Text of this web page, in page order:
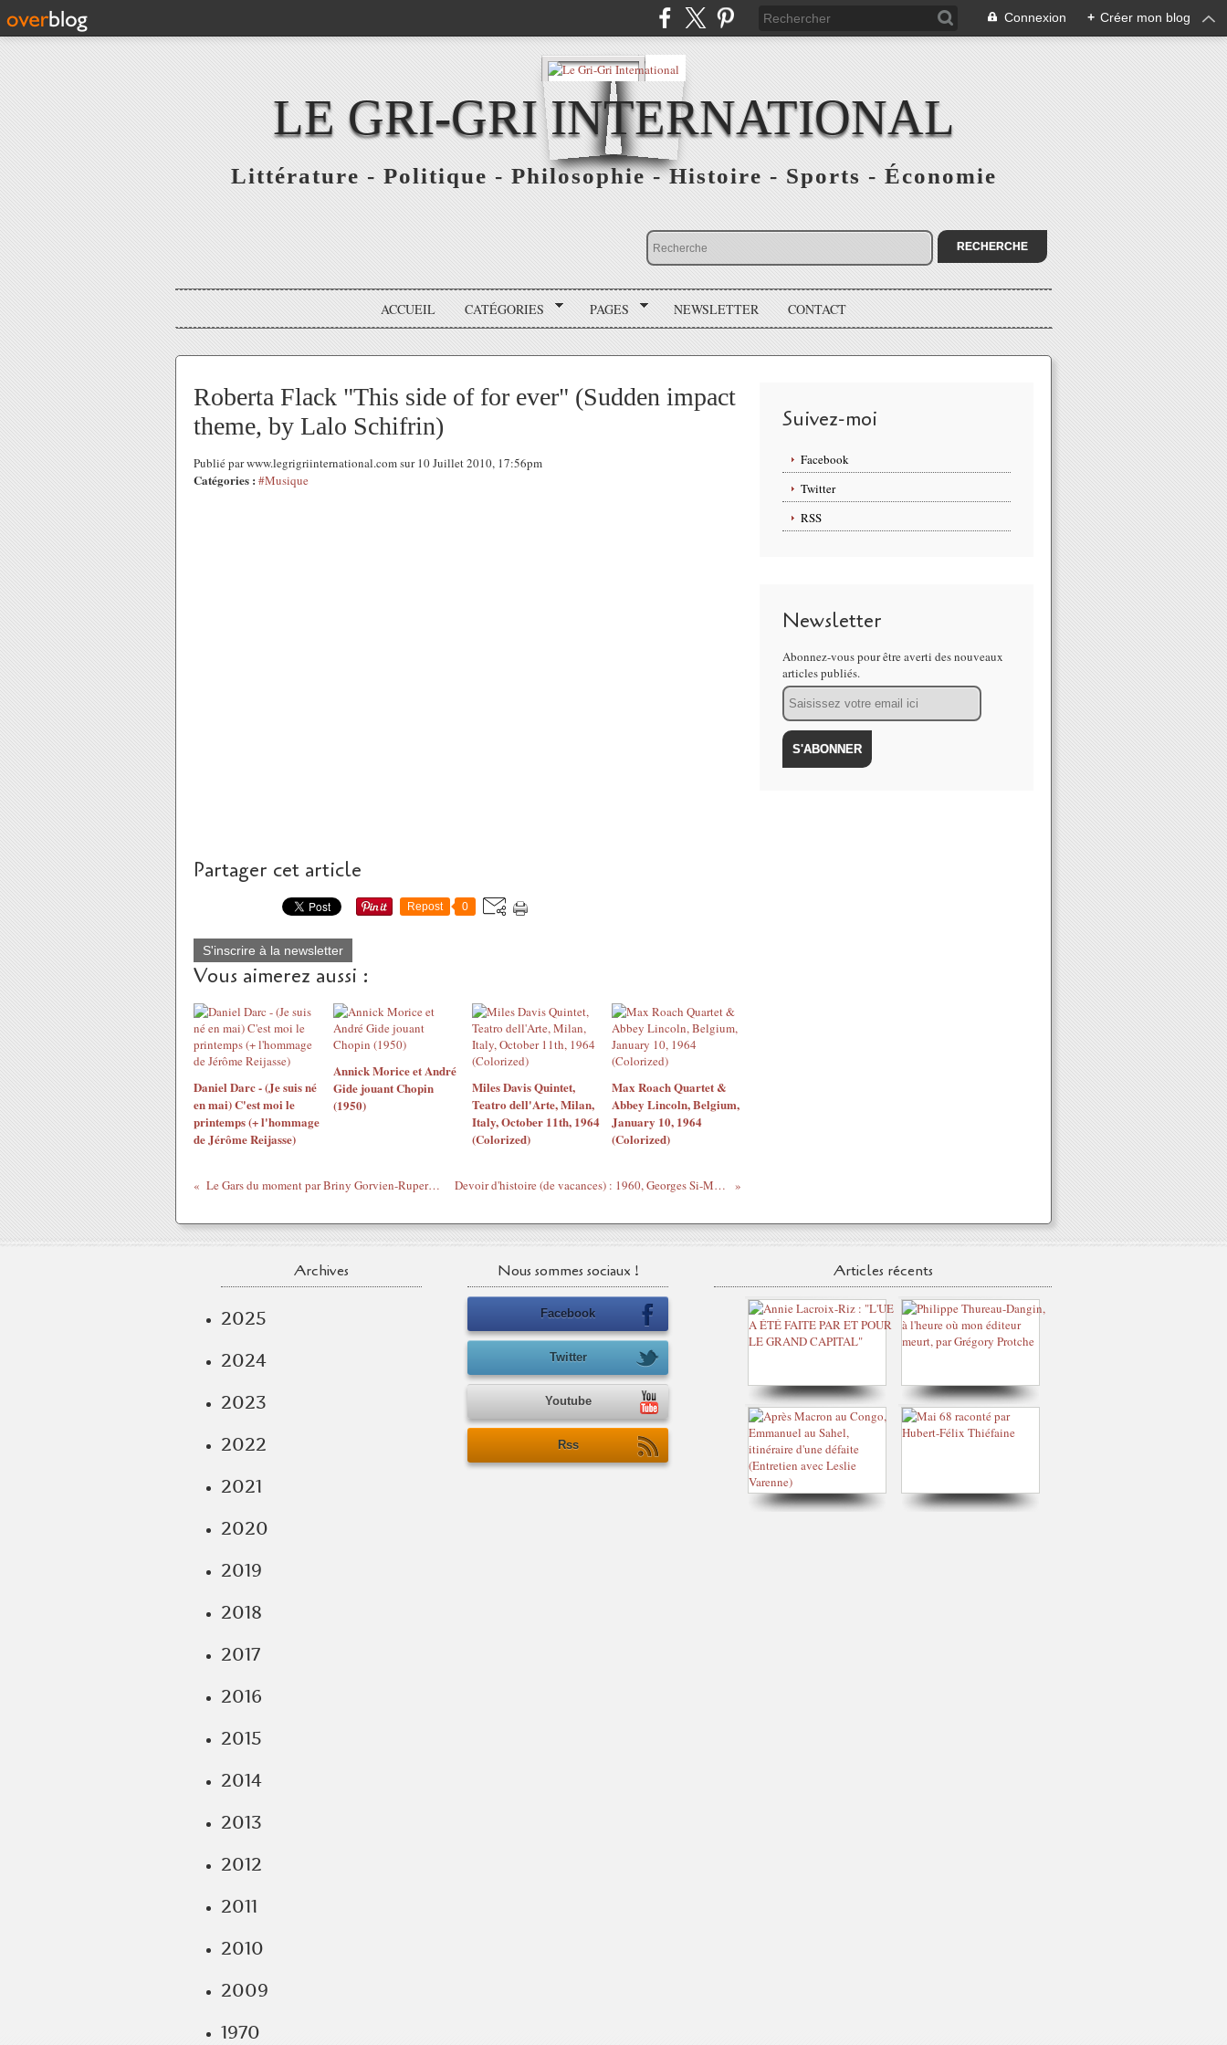
Connexion + Créer mon blog
LE GRI-GRI INTERNATIONAL
Littérature - Politique - Philosophie - Histoire - Sports - Économie
ACCUEIL CATÉGORIES PAGES NEWSLETTER CONTACT
Roberta Flack "This side of for ever" (Sudden impact
theme, by Lalo Schifrin)
Publié par www.legrigriinternational.com sur 10 Juillet 2010, 17:56pm
Catégories : #Musique
Partager cet article
Repost 0
S'inscrire à la newsletter
Vous aimerez aussi :
Daniel Darc - (Je suis né
en mai) C'est moi le
printemps (+ l'hommage
de Jérôme Reijasse)
Annick Morice et André
Gide jouant Chopin
(1950)
Miles Davis Quintet,
Teatro dell'Arte, Milan,
Italy, October 11th, 1964
(Colorized)
Max Roach Quartet &
Abbey Lincoln, Belgium,
January 10, 1964
(Colorized)
Le Gars du moment par Briny Gorvien-Rupert en juillet 2010 : Kairon Devoir d'histoire (de vacances) : 1960, Georges Si-Mais-Non & Denyse Oui-Mais
Suivez-moi
Facebook
Twitter
RSS
Newsletter
Abonnez-vous pour être averti des nouveaux
articles publiés.
Email
Archives
2025
2024
2023
2022
2021
2020
2019
2018
2017
2016
2015
2014
2013
2012
2011
2010
2009
1970
Nous sommes sociaux !
Facebook
Twitter
Youtube
Rss
Articles récents